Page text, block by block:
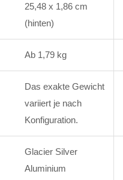
25,48 x 1,86 cm
(hinten)
Ab 1,79 kg
Das exakte Gewicht
variiert je nach
Konfiguration.
Glacier Silver
Aluminium